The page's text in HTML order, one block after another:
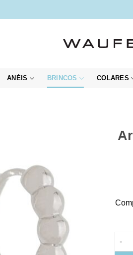
ANÉIS BRINCOS COLARES